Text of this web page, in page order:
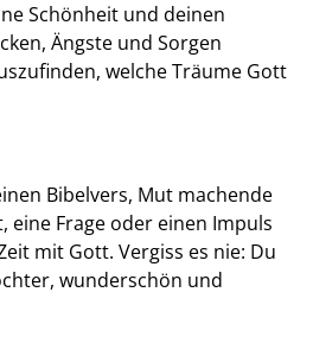
Schönheit und deinen
Ängste und Sorgen
welche Träume Gott
Bibelvers, Mut machende
eine Frage oder einen Impuls
mit Gott. Vergiss es nie: Du
wunderschön und